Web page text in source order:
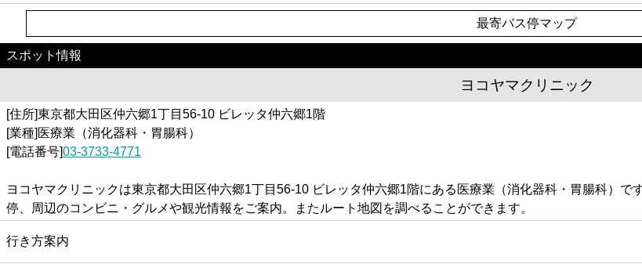
最寄バス停マップ
スポット情報
ヨコヤマクリニック
[住所]東京都大田区仲六郷1丁目56-10 ビレッタ仲六郷1階
[業種]医療業（消化器科・胃腸科）
[電話番号]03-3733-4771
ヨコヤマクリニックは東京都大田区仲六郷1丁目56-10 ビレッタ仲六郷1階にある医療業（消化器科・胃腸科）
停、周辺のコンビニ・グルメや観光情報をご案内。またルート地図を調べることができます。
行き方案内